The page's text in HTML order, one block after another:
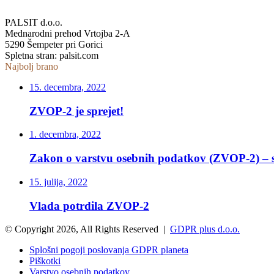
PALSIT d.o.o.
Mednarodni prehod Vrtojba 2-A
5290 Šempeter pri Gorici
Spletna stran: palsit.com
Najbolj brano
15. decembra, 2022
ZVOP-2 je sprejet!
1. decembra, 2022
Zakon o varstvu osebnih podatkov (ZVOP-2) –
15. julija, 2022
Vlada potrdila ZVOP-2
© Copyright 2026, All Rights Reserved | GDPR plus d.o.o.
Splošni pogoji poslovanja GDPR planeta
Piškotki